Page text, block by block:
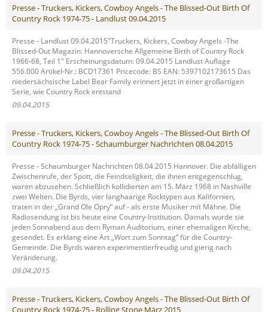
Presse - Truckers, Kickers, Cowboy Angels - The Blissed-Out Birth Of
Country Rock 1974-75 - Landlust 09.04.2015
Presse - Landlust 09.04.2015"Truckers, Kickers, Cowboy Angels -The
Blissed-Out Magazin: Hannoversche Allgemeine Birth of Country Rock
1966-68, Teil 1" Erscheinungsdatum: 09.04.2015 Landlust Auflage
556.000 Artikel-Nr.: BCD17361 Pricecode: BS EAN: 5397102173615 Das
niedersächsische Label Bear Family erinnert jetzt in einer großartigen
Serie, wie Country Rock entstand
09.04.2015
Presse - Truckers, Kickers, Cowboy Angels - The Blissed-Out Birth Of
Country Rock 1974-75 - Schaumburger Nachrichten 08.04.2015
Presse - Schaumburger Nachrichten 08.04.2015 Hannover. Die abfälligen
Zwischenrufe, der Spott, die Feindseligkeit, die ihnen entgegenschlug,
waren abzusehen. Schließlich kollidierten am 15. März 1968 in Nashville
zwei Welten. Die Byrds, vier langhaarige Rocktypen aus Kalifornien,
traten in der „Grand Ole Opry“ auf - als erste Musiker mit Mähne. Die
Radiosendung ist bis heute eine Country-Institution. Damals wurde sie
jeden Sonnabend aus dem Ryman Auditorium, einer ehemaligen Kirche,
gesendet. Es erklang eine Art „Wort zum Sonntag“ für die Country-
Gemeinde. Die Byrds waren experimentierfreudig und gierig nach
Veränderung.
09.04.2015
Presse - Truckers, Kickers, Cowboy Angels - The Blissed-Out Birth Of
Country Rock 1974-75 - Rolling Stone März 2015